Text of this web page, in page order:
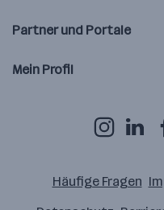
Partner und Portale
Mein Profil
Häufige Fragen